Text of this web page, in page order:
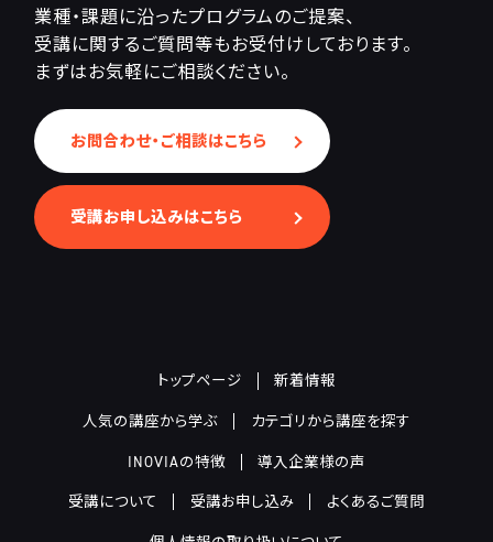
業種・課題に沿ったプログラムのご提案、
受講に関するご質問等もお受付けしております。
まずはお気軽にご相談ください。
お問合わせ・ご相談はこちら
受講お申し込みはこちら
トップページ 新着情報
人気の講座から学ぶ カテゴリから講座を探す
INOVIAの特徴 導入企業様の声
受講について 受講お申し込み よくあるご質問